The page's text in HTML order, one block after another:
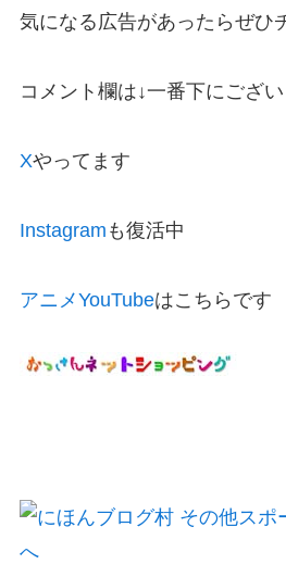
気になる広告があったらぜひ
コメント欄は↓一番下にござい
Xやってます
Instagram も復活中
アニメYouTubeはこちらです